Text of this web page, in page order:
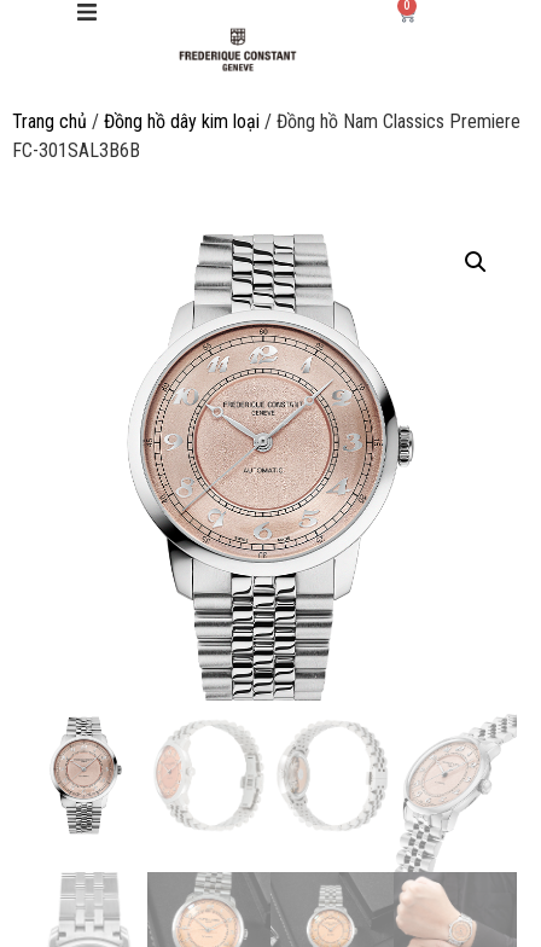
Giới thiệu
0
Trang chủ / Đồng hồ dây kim loại / Đồng hồ Nam Classics Premiere
FC-301SAL3B6B